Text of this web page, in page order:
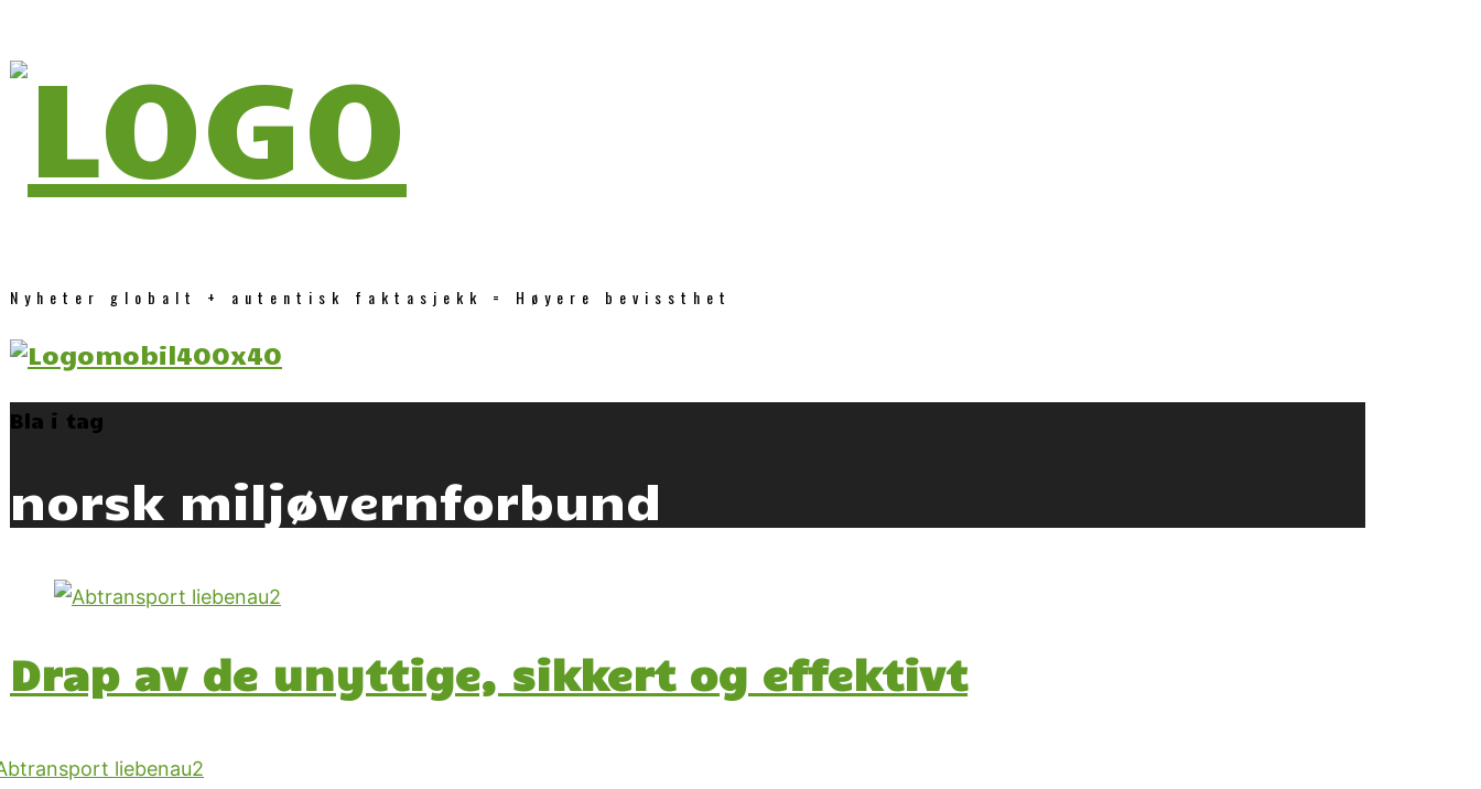
Nyheter globalt + autentisk faktasjekk = Høyere bevissthet
Bla i tag
norsk miljøvernforbund
Drap av de unyttige, sikkert og effektivt